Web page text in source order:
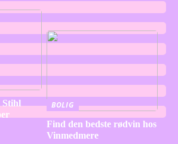
Stihl
BOLIG
Find den bedste rødvin hos
Vinmedmere